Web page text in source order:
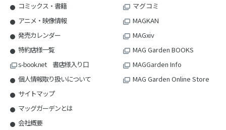
コミックス・書籍
アニメ・映像情報
発売カレンダー
特約店様一覧
s-book.net 書店様入り口
個人情報取り扱いについて
サイトマップ
マッグガーデンとは
会社概要
マグコミ
MAGKAN
MAGxiv
MAG Garden BOOKS
MAGGarden Info
MAG Garden Online Store